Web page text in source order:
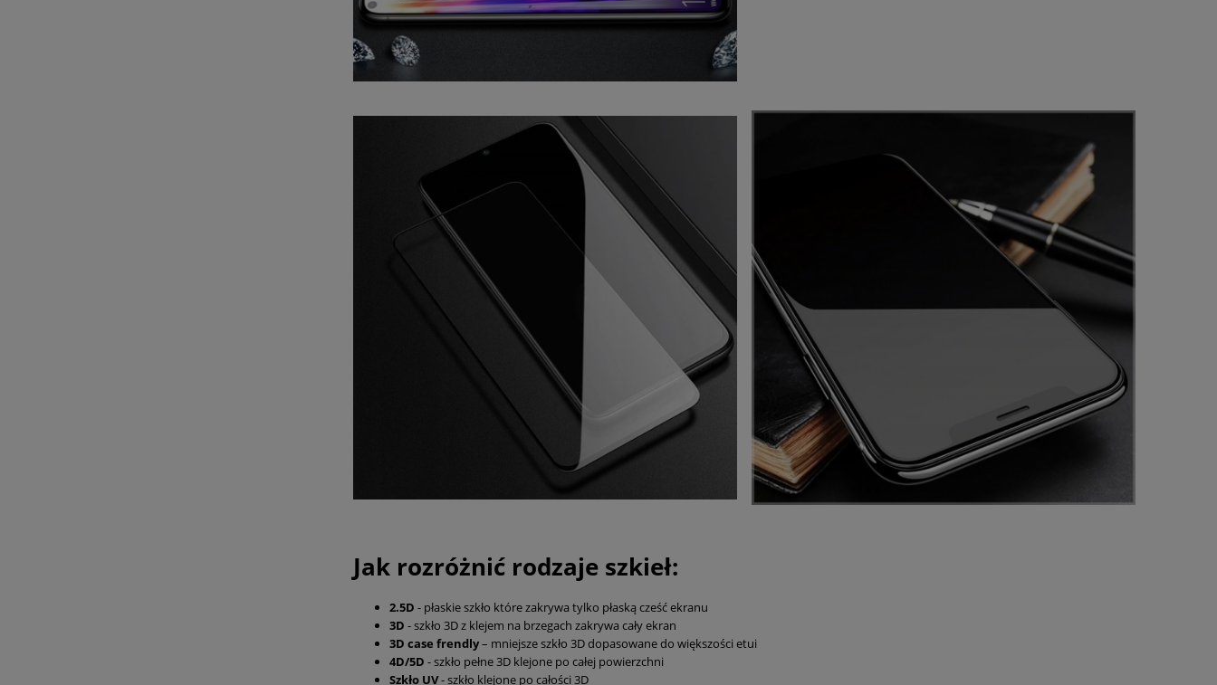
Jak rozróżnić rodzaje szkieł:
2.5D - płaskie szkło które zakrywa tylko płaską cześć ekranu
3D - szkło 3D z klejem na brzegach zakrywa cały ekran
3D case frendly– mniejsze szkło 3D dopasowane do większości etui
4D/5D - szkło pełne 3D klejone po całej powierzchni
Szkło UV- szkło klejone po całości 3D